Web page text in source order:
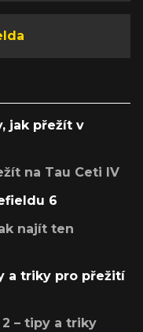
jak přežít v
na Tau Ceti IV
6
najít ten
a triky pro přežití
– tipy a triky